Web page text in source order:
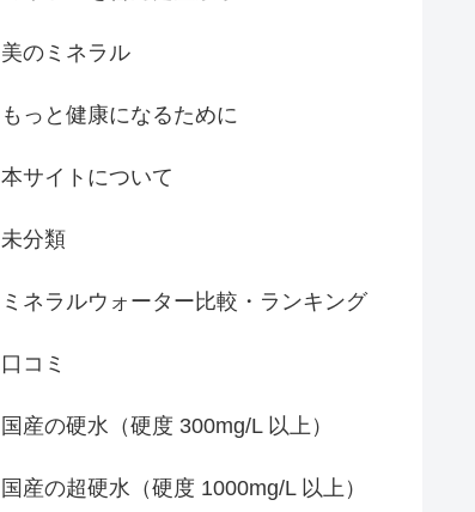
美のミネラル
もっと健康になるために
本サイトについて
未分類
ミネラルウォーター比較・ランキング
口コミ
国産の硬水（硬度 300mg/L 以上）
国産の超硬水（硬度 1000mg/L 以上）